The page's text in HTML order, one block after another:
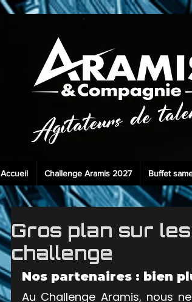
Accueil Challenge Aramis 2027 Buffet
Gros plan sur
challenge
Nos partenaires : bien
Au Challenge Aramis, nous